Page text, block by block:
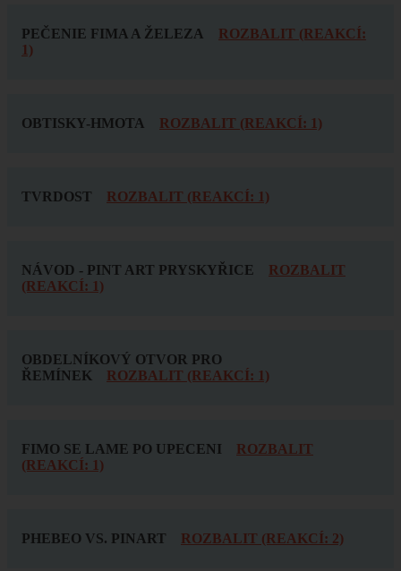
PEČENIE FIMA A ŽELEZA
ROZBALIT (REAKCÍ:
1)
OBTISKY-HMOTA ROZBALIT (REAKCÍ: 1)
TVRDOST ROZBALIT (REAKCÍ: 1)
NÁVOD - PINT ART PRYSKYŘICE
ROZBALIT
(REAKCÍ: 1)
OBDELNÍKOVÝ OTVOR PRO
ŘEMÍNEK
ROZBALIT (REAKCÍ: 1)
FIMO SE LAME PO UPECENI
ROZBALIT
(REAKCÍ: 1)
PHEBEO VS. PINART ROZBALIT (REAKCÍ: 2)